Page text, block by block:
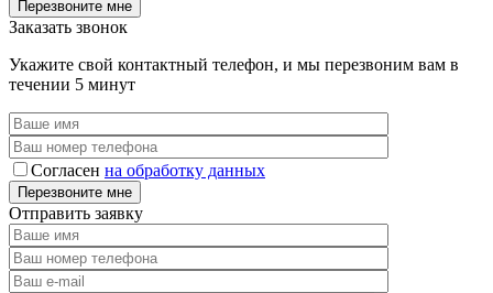
Заказать звонок
Укажите свой контактный телефон, и мы перезвоним вам в
течении 5 минут
Согласен на обработку данных
Отправить заявку